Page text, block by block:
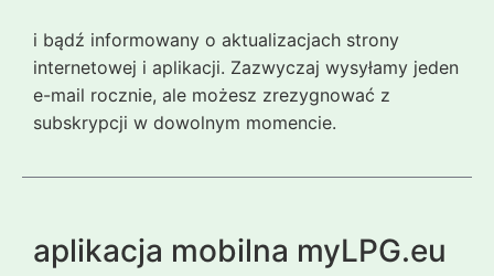
i bądź informowany o aktualizacjach strony
internetowej i aplikacji. Zazwyczaj wysyłamy jeden
e-mail rocznie, ale możesz zrezygnować z
subskrypcji w dowolnym momencie.
aplikacja mobilna myLPG.eu